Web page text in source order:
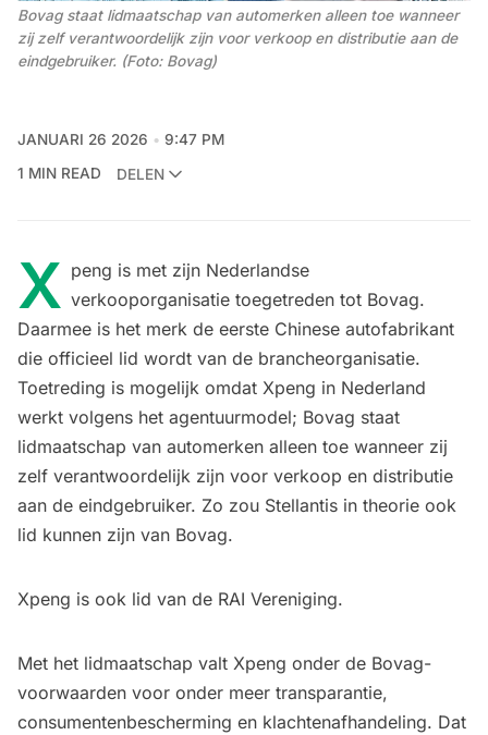
Bovag staat lidmaatschap van automerken alleen toe wanneer
zij zelf verantwoordelijk zijn voor verkoop en distributie aan de
eindgebruiker. (Foto: Bovag)
JANUARI 26 2026
9:47 PM
1 MIN READ
DELEN
X peng is met zijn Nederlandse
verkooporganisatie toegetreden tot Bovag.
Daarmee is het merk de eerste Chinese autofabrikant
die officieel lid wordt van de brancheorganisatie.
Toetreding is mogelijk omdat Xpeng in Nederland
werkt volgens het agentuurmodel; Bovag staat
lidmaatschap van automerken alleen toe wanneer zij
zelf verantwoordelijk zijn voor verkoop en distributie
aan de eindgebruiker. Zo zou Stellantis in theorie ook
lid kunnen zijn van Bovag.
Xpeng is ook lid van de RAI Vereniging.
Met het lidmaatschap valt Xpeng onder de Bovag-
voorwaarden voor onder meer transparantie,
consumentenbescherming en klachtenafhandeling. Dat